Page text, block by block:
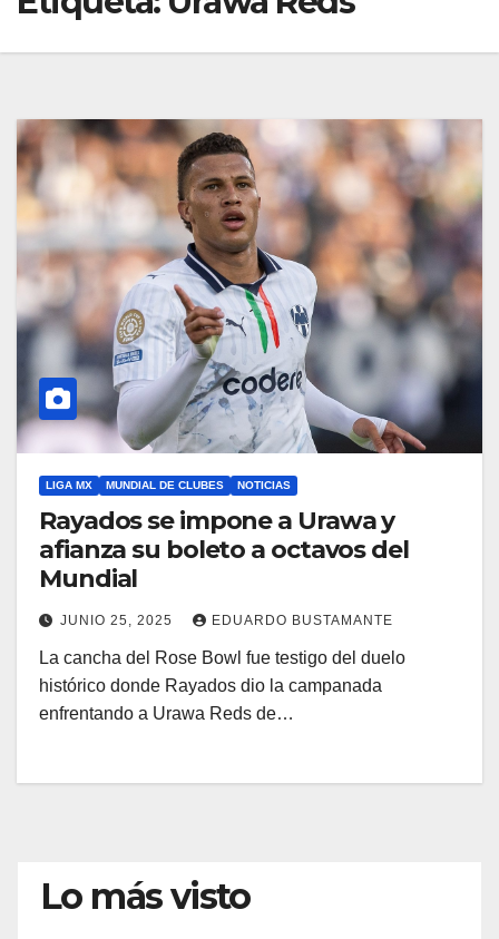
LIGA MX MUNDIAL DE CLUBES NOTICIAS
Rayados se impone a Urawa y
afianza su boleto a octavos del
Mundial
JUNIO 25, 2025 EDUARDO BUSTAMANTE
La cancha del Rose Bowl fue testigo del duelo
histórico donde Rayados dio la campanada
enfrentando a Urawa Reds de…
Lo más visto